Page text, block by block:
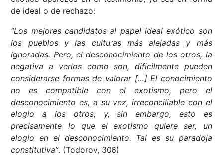
de ideal o de rechazo:
“Los mejores candidatos al papel ideal exótico son
los pueblos y las culturas más alejadas y más
ignoradas. Pero, el desconocimiento de los otros, la
negativa a verlos como son, difícilmente pueden
considerarse formas de valorar […] El conocimiento
no es compatible con el exotismo, pero el
desconocimiento es, a su vez, irreconciliable con el
elogio a los otros; y, sin embargo, esto es
precisamente lo que el exotismo quiere ser, un
elogio en el desconocimiento. Tal es su paradoja
constitutiva”. (Todorov, 306)